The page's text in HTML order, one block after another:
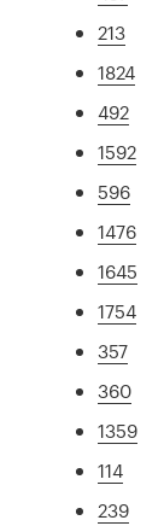
213
1824
492
1592
596
1476
1645
1754
357
360
1359
114
239